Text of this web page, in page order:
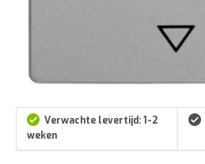
Verwachte levertijd: 1-2
weken